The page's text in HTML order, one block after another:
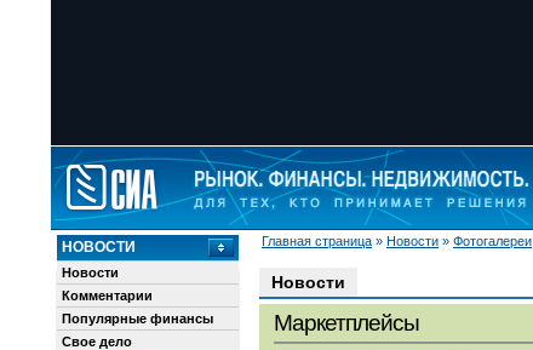
Главная страница » Новости » Фотогалереи
НОВОСТИ
Новости
Комментарии
Популярные финансы
Свое дело
Новости
Маркетплейсы